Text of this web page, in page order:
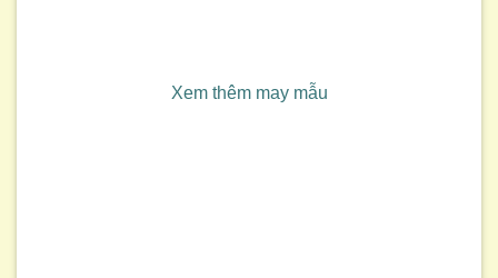
Xem thêm may mẫu